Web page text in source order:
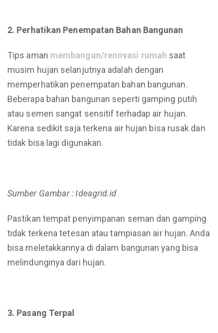
2. Perhatikan Penempatan Bahan Bangunan
Tips aman membangun/renovasi rumah saat
musim hujan selanjutnya adalah dengan
memperhatikan penempatan bahan bangunan.
Beberapa bahan bangunan seperti gamping putih
atau semen sangat sensitif terhadap air hujan.
Karena sedikit saja terkena air hujan bisa rusak dan
tidak bisa lagi digunakan.
Sumber Gambar : Ideagrid.id
Pastikan tempat penyimpanan seman dan gamping
tidak terkena tetesan atau tampiasan air hujan. Anda
bisa meletakkannya di dalam bangunan yang bisa
melindunginya dari hujan.
3. Pasang Terpal